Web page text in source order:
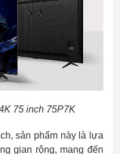
75 inch 75P7K
sản phẩm này là lựa
gian rộng, mang đến